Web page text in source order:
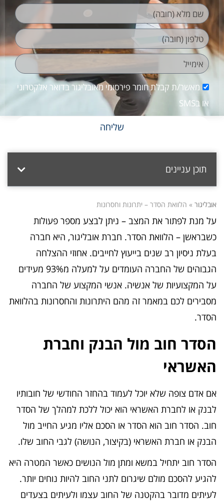
מאשר/ת קבלת חומר פירסומי מאובליגור בדואר אלקטרוני
או בSMS
שליחה
תוכן עניינים
אובליגור » הלוואת הסדר – יתרונות וחסרונות
על מנת לפתור את המצב – ניתן לבצע מספר פעולות
כשבראשן – הלוואת הסדר. חברת אובליגור, היא חברה
בעלת ניסיון רב שנים בייעוץ לחייבים. אחוזי ההצלחה
הגבוהים של החברה העומדים על למעלה מ93% מעידים
על המקצועיות של אנשיה. אנשי המקצוע של החברה
מסבירים לכם במאמר זה מהם היתרונות והחסרונות בהלוואת
הסדר.
הסדר חוב מול הבנק וחברת
האשראי
אם אדם צופה שלא יוכל לעמוד בהחזר החודשי של חובותיו
לבנק או לחברת האשראי הוא יכול ללכת למהלך של הסדר
חוב. הסדר חוב הוא הסדר או הסכם אליו מגיע החייב מול
הבנק או חברת האשראי (בקיצור, הנושה) לגבי החוב שלו.
הסדר חוב יתחיל במשא ומתן מול הנושים כאשר המטרה היא
להגיע להסכם מולם שיגרום לתני החוב להיות נוחים יותר.
לעיתים מדובר בהקטנה של החוב עצמו ולעיתים בצעדים